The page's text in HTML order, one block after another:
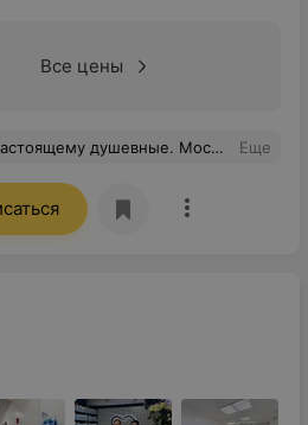
Все цены
спасибо большое Вам за профессионализм! Еще